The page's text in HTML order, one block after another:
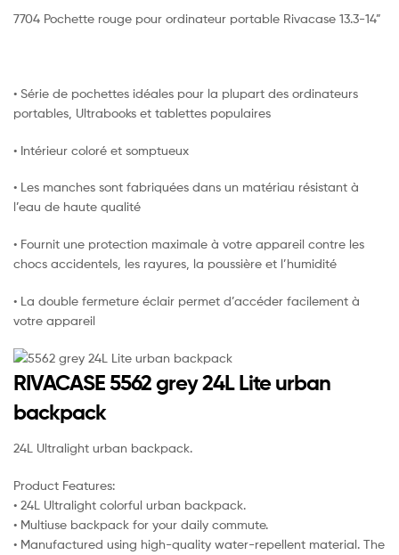
7704 Pochette rouge pour ordinateur portable Rivacase 13.3-14”
• Série de pochettes idéales pour la plupart des ordinateurs
portables, Ultrabooks et tablettes populaires
• Intérieur coloré et somptueux
• Les manches sont fabriquées dans un matériau résistant à
l’eau de haute qualité
• Fournit une protection maximale à votre appareil contre les
chocs accidentels, les rayures, la poussière et l’humidité
• La double fermeture éclair permet d’accéder facilement à
votre appareil
RIVACASE 5562 grey 24L Lite urban
backpack
24L Ultralight urban backpack.
Product Features:
• 24L Ultralight colorful urban backpack.
• Multiuse backpack for your daily commute.
• Manufactured using high-quality water-repellent material. The